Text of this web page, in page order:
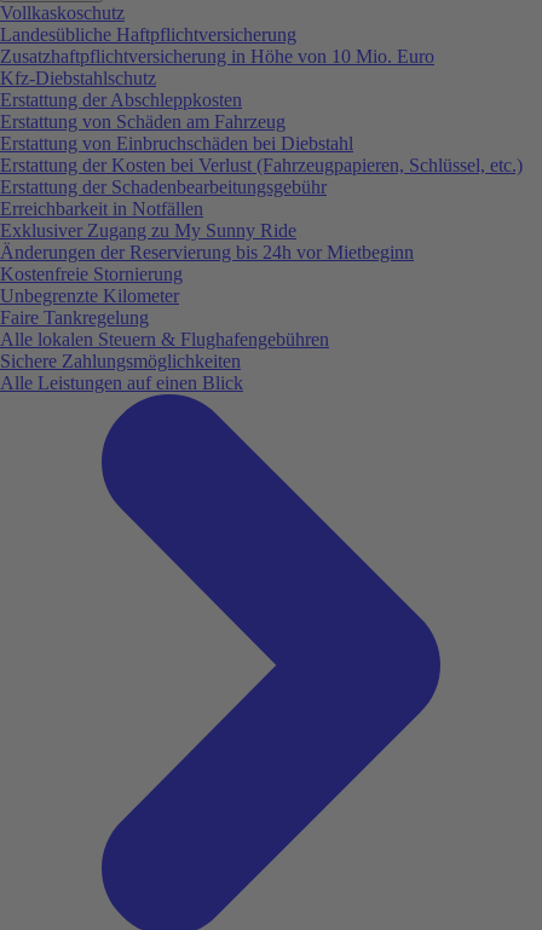
Vollkaskoschutz
Landesübliche Haftpflichtversicherung
Zusatzhaftpflichtversicherung in Höhe von 10 Mio. Euro
Kfz-Diebstahlschutz
Erstattung der Abschleppkosten
Erstattung von Schäden am Fahrzeug
Erstattung von Einbruchschäden bei Diebstahl
Erstattung der Kosten bei Verlust (Fahrzeugpapieren, Schlüssel, etc.)
Erstattung der Schadenbearbeitungsgebühr
Erreichbarkeit in Notfällen
Exklusiver Zugang zu My Sunny Ride
Änderungen der Reservierung bis 24h vor Mietbeginn
Kostenfreie Stornierung
Unbegrenzte Kilometer
Faire Tankregelung
Alle lokalen Steuern & Flughafengebühren
Sichere Zahlungsmöglichkeiten
Alle Leistungen auf einen Blick